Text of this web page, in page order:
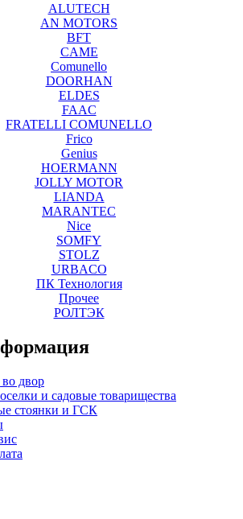
ALUTECH
AN MOTORS
BFT
CAME
Comunello
DOORHAN
ELDES
FAAC
FRATELLI COMUNELLO
Frico
Genius
HOERMANN
JOLLY MOTOR
LIANDA
MARANTEC
Nice
SOMFY
STOLZ
URBACO
ПК Технология
Прочее
РОЛТЭК
во двор
и садовые товарищества
стоянки и ГСК